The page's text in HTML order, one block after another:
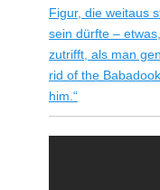
Figur, die weitaus
sein dürfte –
zutrifft, als man
rid of the
him.“